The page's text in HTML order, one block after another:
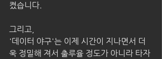
켰습니다.
그리고,
'데이터 야구'는 이제 시간이 지나면서 더
욱 정밀해 져서 출루율 정도가 아니라 타자